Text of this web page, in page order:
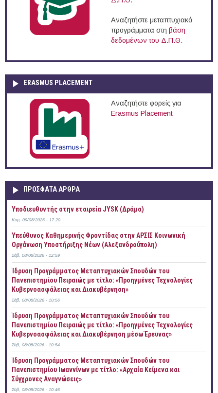
Αναζητήστε μεταπτυχιακά
προγράμματα στη βάση
δεδομένων του Δ.Π.Θ.
ERASMUS PLACEMENT
Αναζητήστε φορείς για
Erasmus Placement
ΠΡOΣΦΑΤΑ AΡΘΡΑ
Υποδιευθυντής στην εταιρεία JYSK (Δράμα)
Κυρ, 09/08/2026 - 17:20
Yπεύθυνος Καθημερινής Φροντίδας στην ΑΡΣΙΣ Κοινωνική
Οργάνωση Υποστήριξης Νέων (Αλεξανδρούπολη)
Σάβ, 08/08/2026 - 12:59
Ίδρυση Προγράμματος Μεταπτυχιακών Σπουδών του
Πανεπιστημίου Πειραιώς με τίτλο: «Προηγμένες Τεχνολογίες
Κυβερνοασφάλειας και Διακυβέρνηση»
Σάβ, 08/08/2026 - 10:56
Ίδρυση Προγράμματος Μεταπτυχιακών Σπουδών του
Πανεπιστημίου Πειραιώς με τίτλο: «Προηγμένες Τεχνολογίες
Κυβερνοασφάλειας και Διακυβέρνηση μέσω Έρευνας»
Σάβ, 08/08/2026 - 10:54
Ίδρυση Προγράμματος Μεταπτυχιακών Σπουδών του
Πανεπιστημίου Ιωαννίνων με τίτλο: «Αρχαία Κείμενα και
Σύγχρονες Αναγνώσεις»
Σάβ, 08/08/2026 - 10:46